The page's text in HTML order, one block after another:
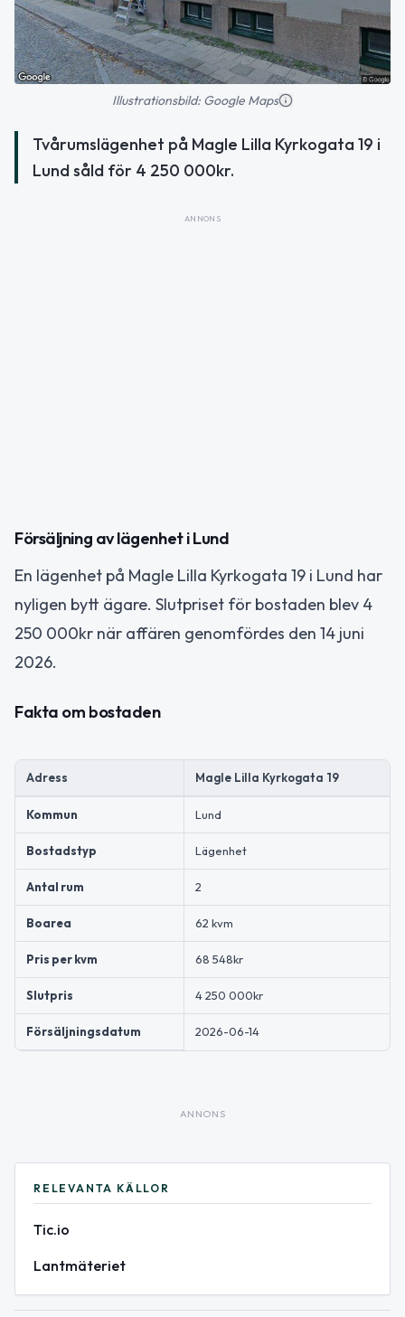
Illustrationsbild: Google Maps
Tvårumslägenhet på Magle Lilla Kyrkogata 19 i
Lund såld för 4 250 000kr.
ANNONS
Försäljning av lägenhet i Lund
En lägenhet på Magle Lilla Kyrkogata 19 i Lund har
nyligen bytt ägare. Slutpriset för bostaden blev 4
250 000kr när affären genomfördes den 14 juni
2026.
Fakta om bostaden
Adress Magle Lilla Kyrkogata 19
Kommun Lund
Bostadstyp Lägenhet
Antal rum 2
Boarea 62 kvm
Pris per kvm 68 548kr
Slutpris 4 250 000kr
Försäljningsdatum 2026-06-14
ANNONS
RELEVANTA KÄLLOR
Tic.io
Lantmäteriet